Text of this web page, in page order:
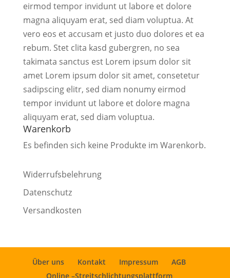
eirmod tempor invidunt ut labore et dolore
magna aliquyam erat, sed diam voluptua. At
vero eos et accusam et justo duo dolores et ea
rebum. Stet clita kasd gubergren, no sea
takimata sanctus est Lorem ipsum dolor sit
amet Lorem ipsum dolor sit amet, consetetur
sadipscing elitr, sed diam nonumy eirmod
tempor invidunt ut labore et dolore magna
aliquyam erat, sed diam voluptua.
Warenkorb
Es befinden sich keine Produkte im Warenkorb.
Widerrufsbelehrung
Datenschutz
Versandkosten
Über uns Kontakt Impressum
AGB
Online –Streitschlichtungsplattform